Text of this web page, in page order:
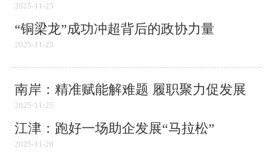
2025-11-25
“铜梁龙”成功冲超背后的政协力量
2025-11-25
南岸：精准赋能解难题 履职聚力促发展
2025-11-25
江津：跑好一场助企发展“马拉松”
2025-11-20